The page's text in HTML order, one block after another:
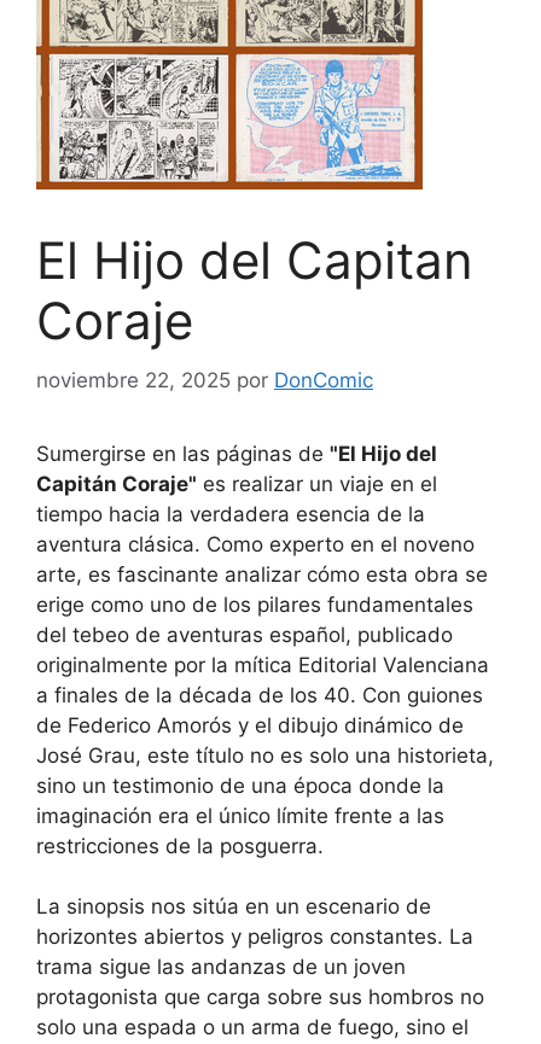
El Hijo del Capitan
Coraje
noviembre 22, 2025 por DonComic
Sumergirse en las páginas de "El Hijo del
Capitán Coraje" es realizar un viaje en el
tiempo hacia la verdadera esencia de la
aventura clásica. Como experto en el noveno
arte, es fascinante analizar cómo esta obra se
erige como uno de los pilares fundamentales
del tebeo de aventuras español, publicado
originalmente por la mítica Editorial Valenciana
a finales de la década de los 40. Con guiones
de Federico Amorós y el dibujo dinámico de
José Grau, este título no es solo una historieta,
sino un testimonio de una época donde la
imaginación era el único límite frente a las
restricciones de la posguerra.
La sinopsis nos sitúa en un escenario de
horizontes abiertos y peligros constantes. La
trama sigue las andanzas de un joven
protagonista que carga sobre sus hombros no
solo una espada o un arma de fuego, sino el